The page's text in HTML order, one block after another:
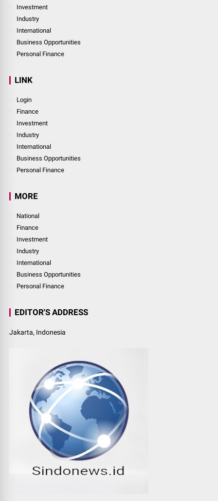
Investment
Industry
International
Business Opportunities
Personal Finance
LINK
Login
Finance
Investment
Industry
International
Business Opportunities
Personal Finance
MORE
National
Finance
Investment
Industry
International
Business Opportunities
Personal Finance
EDITOR'S ADDRESS
Jakarta, Indonesia